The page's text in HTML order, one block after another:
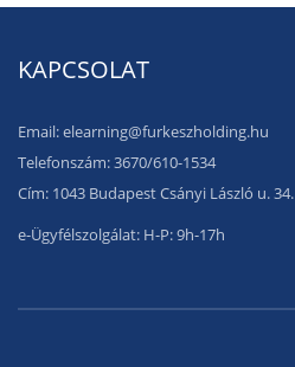
KAPCSOLAT
Email: elearning@furkeszholding.hu
Telefonszám: 3670/610-1534
Cím: 1043 Budapest Csányi László u. 34.
e-Ügyfélszolgálat: H-P: 9h-17h